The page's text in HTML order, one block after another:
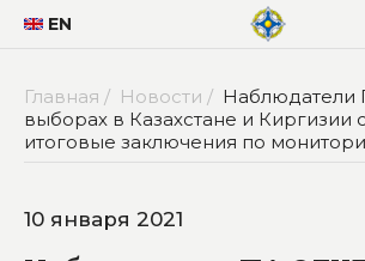
EN
Главная / Новости /
выборах в Казахстане и Киргизии
итоговые заключения по
10 января 2021